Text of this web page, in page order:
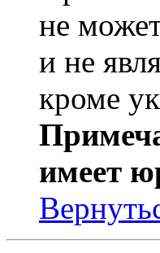
не
и не
кроме
имеет